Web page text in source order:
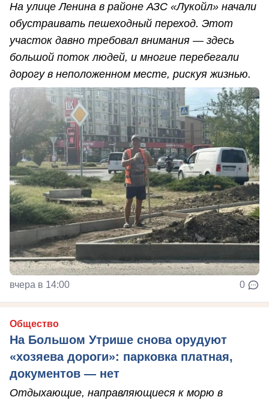
На улице Ленина в районе АЗС «Лукойл» начали
обустраивать пешеходный переход. Этот
участок давно требовал внимания — здесь
большой поток людей, и многие перебегали
дорогу в неположенном месте, рискуя жизнью.
вчера в 14:00 0
Общество
На Большом Утрише снова орудуют
«хозяева дороги»: парковка платная,
документов — нет
Отдыхающие, направляющиеся к морю в